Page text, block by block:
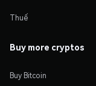
Thuế
Buy more cryptos
Buy Bitcoin